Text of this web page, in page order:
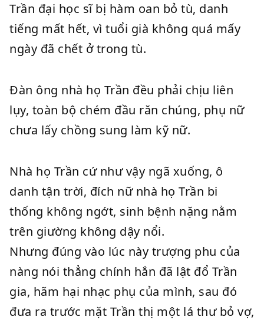
Trần đại học sĩ bị hàm oan bỏ tù, danh
tiếng mất hết, vì tuổi già không quá mấy
ngày đã chết ở trong tù.
Đàn ông nhà họ Trần đều phải chịu liên
lụy, toàn bộ chém đầu răn chúng, phụ nữ
chưa lấy chồng sung làm kỹ nữ.
Nhà họ Trần cứ như vậy ngã xuống, ô
danh tận trời, đích nữ nhà họ Trần bi
thống không ngớt, sinh bệnh nặng nằm
trên giường không dậy nổi.
Nhưng đúng vào lúc này trượng phu của
nàng nói thẳng chính hắn đã lật đổ Trần
gia, hãm hại nhạc phụ của mình, sau đó
đưa ra trước mặt Trần thị một lá thư bỏ vợ,